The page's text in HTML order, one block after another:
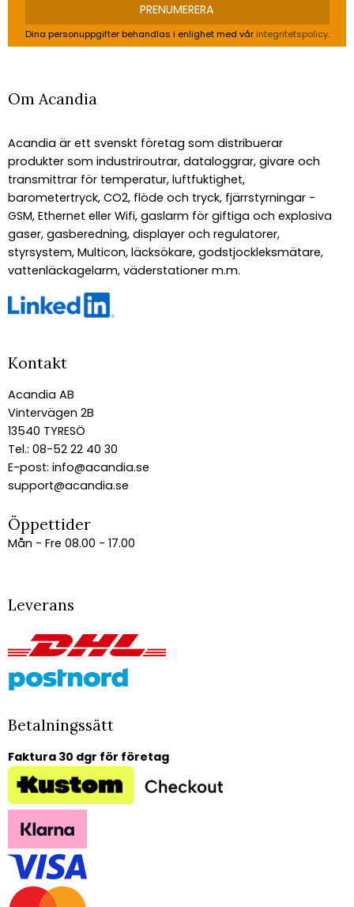
PRENUMERERA
Dina personuppgifter behandlas i enlighet med vår integritetspolicy.
Om Acandia
Acandia är ett svenskt företag som distribuerar
produkter som industriroutrar, dataloggrar, givare och
transmittrar för temperatur, luftfuktighet,
barometertryck, CO2, flöde och tryck, fjärrstyrningar -
GSM, Ethernet eller Wifi, gaslarm för giftiga och explosiva
gaser, gasberedning, displayer och regulatorer,
styrsystem, Multicon, läcksökare, godstjockleksmätare,
vattenläckagelarm, väderstationer m.m.
Kontakt
Acandia AB
Vintervägen 2B
13540 TYRESÖ
Tel.: 08-52 22 40 30
E-post: info@acandia.se
support@acandia.se
Öppettider
Mån - Fre 08.00 - 17.00
Leverans
Betalningssätt
Faktura 30 dgr för företag